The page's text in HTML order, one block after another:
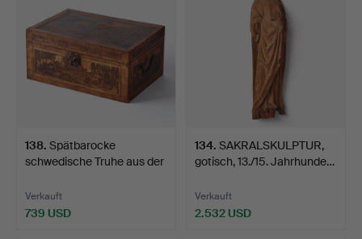
138. Spätbarocke
schwedische Truhe aus der
Verkauft
739 USD
134. SAKRALSKULPTUR,
gotisch, 13./15. Jahrhunde…
Verkauft
2.532 USD